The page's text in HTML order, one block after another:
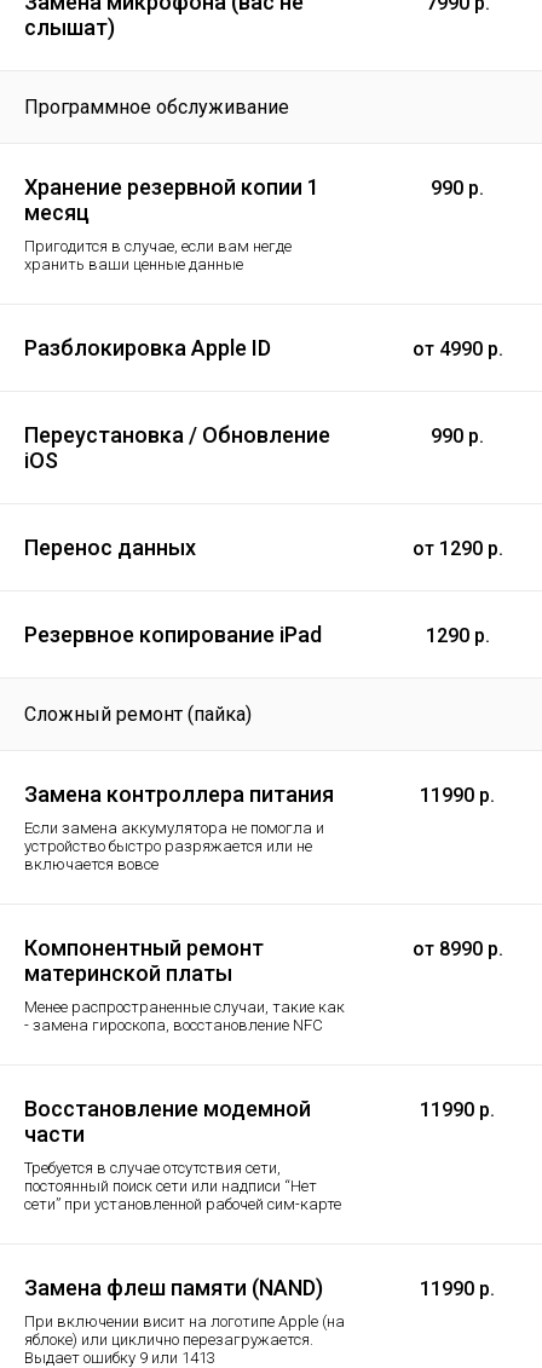
слышат)
Программное обслуживание
Хранение резервной копии 1
месяц
Пригодится в случае, если вам негде
хранить ваши ценные данные
990 р.
Разблокировка Apple ID от 4990 р.
Переустановка / Обновление
iOS
990 р.
Перенос данных от 1290 р.
Резервное копирование iPad 1290 р.
Сложный ремонт (пайка)
Замена контроллера питания
Если замена аккумулятора не помогла и
устройство быстро разряжается или не
включается вовсе
11990 р.
Компонентный ремонт
материнской платы
Менее распространенные случаи, такие как
- замена гироскопа, восстановление NFC
от 8990 р.
Восстановление модемной
части
Требуется в случае отсутствия сети,
постоянный поиск сети или надписи “Нет
сети” при установленной рабочей сим-карте
11990 р.
Замена флеш памяти (NAND)
При включении висит на логотипе Apple (на
яблоке) или циклично перезагружается.
Выдает ошибку 9 или 1413
11990 р.